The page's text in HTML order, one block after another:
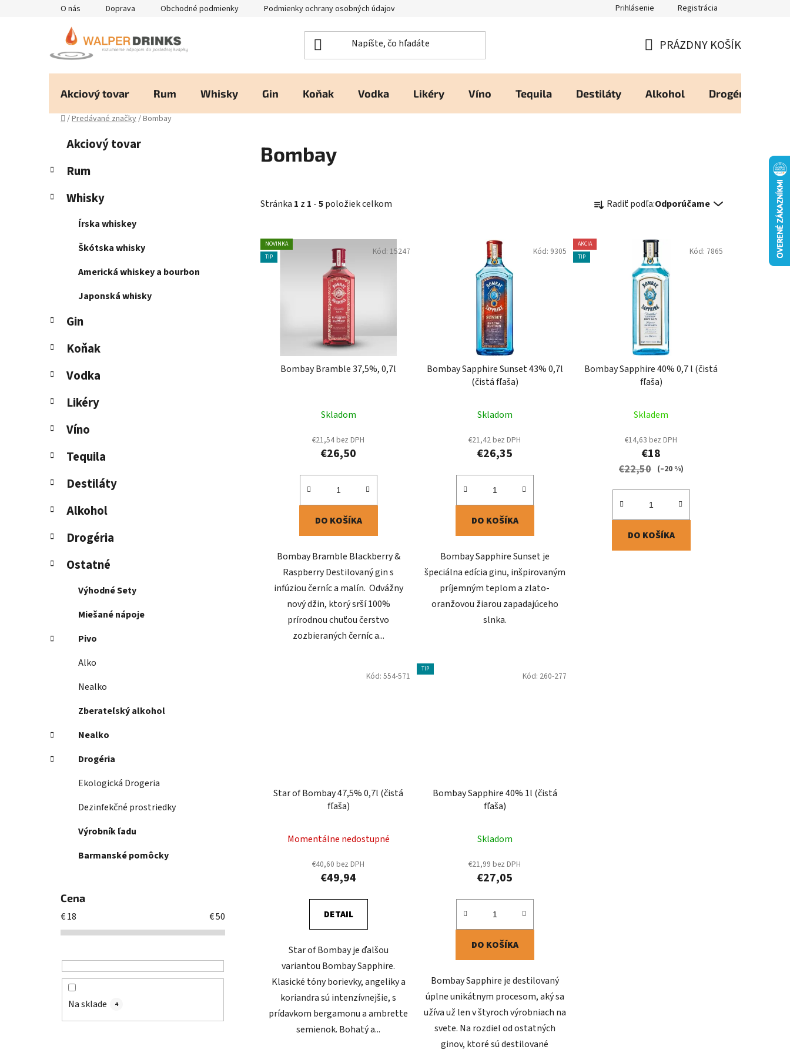
O nás Doprava Obchodné podmienky Podmienky ochrany osobných údajov Heureka - Overené Zákazníkmi Zásady používania Cookies
Prihlásenie Registrácia
KOŠÍK
PRÁZDNY KOŠÍK
Akciový tovar Rum Whisky Gin Koňak Vodka Likéry Víno Tequila Destiláty Alkohol Drogéria
Domov
/Predávané značky/Bombay
č
ý
Preskočiť
kategórie
e
ó
Akciový tovar
Rum
Whisky
Írska whiskey
Škótska whisky
Americká whiskey a bourbon
Japonská whisky
Gin
Koňak
Vodka
Likéry
Víno
Tequila
Destiláty
Alkohol
Drogéria
Ostatné
Výhodné Sety
Miešané nápoje
Pivo
Alko
Nealko
Zberateľský alkohol
Nealko
Drogéria
Ekologická Drogeria
Dezinfekčné prostriedky
Výrobník ľadu
Barmanské pomôcky
Cena
€18 €50
Na sklade 4
Bombay
Stránka 1 z 1 -5položiek celkom
a
e
u
Radiť podľa:Odporúčame
V
ý
NOVINKA
TIP
Bombay Bramble 37,5%, 0,7l
Skladom
€21,54 bez DPH
€26,50
DO KOŠÍKA
Bombay Bramble Blackberry &
Raspberry Destilovaný gin s
infúziou černíc a malín. Odvážny
nový džin, ktorý srší 100%
prírodnou chuťou čerstvo
zozbieraných černíc a...
Kód: 15247
Bombay Sapphire Sunset 43% 0,7l
(čistá fľaša)
Skladom
€21,42 bez DPH
€26,35
DO KOŠÍKA
Bombay Sapphire Sunset je
špeciálna edícia ginu, inšpirovaným
príjemným teplom a zlato-
oranžovou žiarou zapadajúceho
slnka.
Kód: 9305
AKCIA
TIP
Bombay Sapphire 40% 0,7 l (čistá
fľaša)
Skladem
€14,63 bez DPH
€18
€22,50 (–20 %)
DO KOŠÍKA
Kód: 7865
Star of Bombay 47,5% 0,7l (čistá
fľaša)
Momentálne nedostupné
€40,60 bez DPH
€49,94
DETAIL
Star of Bombay je ďalšou
variantou Bombay Sapphire.
Klasické tóny borievky, angeliky a
koriandra sú intenzívnejšie, s
prídavkom bergamonu a ambrette
semienok. Bohatý a...
Kód: 554-571
TIP
Bombay Sapphire 40% 1l (čistá
fľaša)
Skladom
€21,99 bez DPH
€27,05
DO KOŠÍKA
Bombay Sapphire je destilovaný
úplne unikátnym procesom, aký sa
užíva už len v štyroch výrobniach na
svete. Na rozdiel od ostatných
ginov, ktoré sú destilované
Kód: 260-277